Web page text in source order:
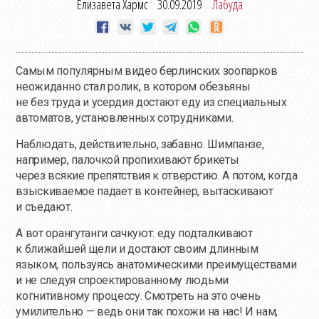
Елизавета Хармс30.09.2019 Лабуда
Самым популярным видео берлинских зоопарков
неожиданно стал ролик, в котором обезьяны
не без труда и усердия достают еду из специальных
автоматов, установленных сотрудниками.
Наблюдать, действительно, забавно. Шимпанзе,
например, палочкой пропихивают брикеты
через всякие препятствия к отверстию. А потом, когда
взыскиваемое падает в контейнер, вытаскивают
и съедают.
А вот орангутанги сачкуют: еду подталкивают
к ближайшей щели и достают своим длинным
языком, пользуясь анатомическими преимуществами
и не следуя спроектированному людьми
когнитивному процессу. Смотреть на это очень
умилительно — ведь они так похожи на нас! И нам,